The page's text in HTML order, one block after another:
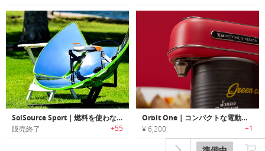
SolSource Sport｜燃料を使わないポータブルソーラーパワーグリル「ソルソーススポーツ」
販売終了 +55
Orbit One｜コンパクトな電動缶切り機
¥ 6,200 +1